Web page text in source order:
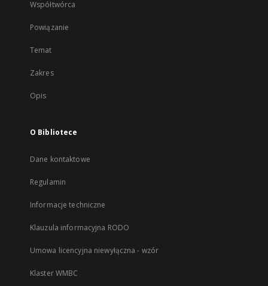
Współtwórca
Powiązanie
Temat
Zakres
Opis
O Bibliotece
Dane kontaktowe
Regulamin
Informacje techniczne
Klauzula informacyjna RODO
Umowa licencyjna niewyłączna - wzór
Klaster WMBC